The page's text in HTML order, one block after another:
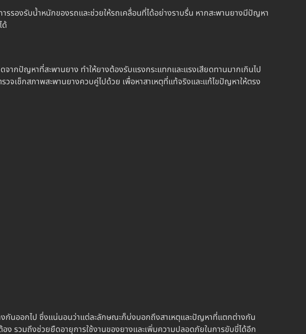
รองรับน้ำหนักของรถและช่วยให้รถเคลื่อนที่ได้อย่างราบรื่น หากสะพานยางมีปัญหา
จากปัญหาที่สะพานยาง ทำให้ยางต้องรับแรงกระแทกและแรงเสียดทานมากเกินไป
วจเช็กสภาพสะพานยางควบคู่ไปด้วย เพื่อหาสาเหตุที่แท้จริงและแก้ไขปัญหาให้ตรง
นออกไป ซึ่งแน่นอนว่าแต่ละลักษณะก็บ่งบอกถึงสาเหตุและปัญหาที่แตกต่างกัน
ง รวมถึงช่วยยืดอายุการใช้งานของยางและเพิ่มความปลอดภัยในการขับขี่ได้อีก